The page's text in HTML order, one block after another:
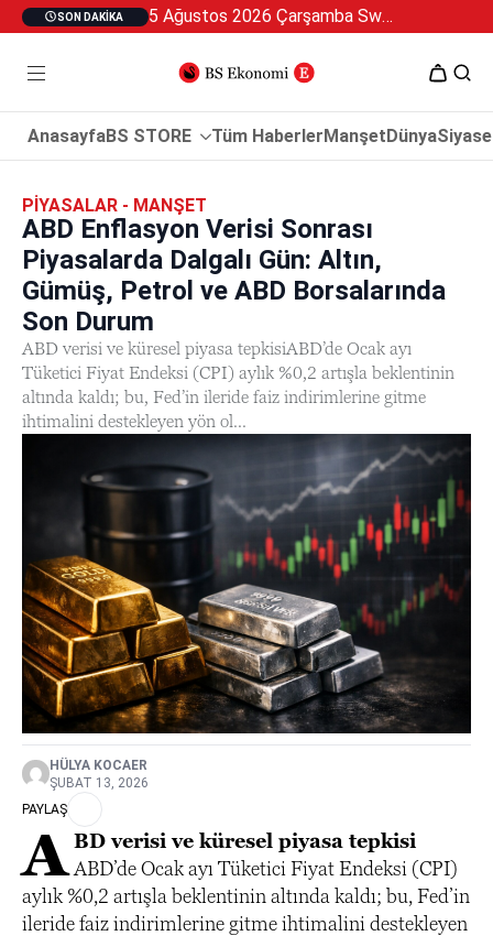
SON DAKIKA 5 Ağustos 2026 Çarşamba Swan Özel 2
AnasayfaBS STORE Tüm HaberlerManşetDünya
PIYASALAR - MANŞET
ABD Enflasyon Verisi Sonrası
Piyasalarda Dalgalı Gün: Altın,
Gümüş, Petrol ve ABD Borsalarında
Son Durum
ABD verisi ve küresel piyasa tepkisiABD’de Ocak ayı
Tüketici Fiyat Endeksi (CPI) aylık %0,2 artışla beklentinin
altında kaldı; bu, Fed’in ileride faiz indirimlerine gitme
ihtimalini destekleyen yön ol...
HÜLYA KOCAER
ŞUBAT 13, 2026
PAYLAŞ
A BD verisi ve küresel piyasa tepkisi
ABD’de Ocak ayı Tüketici Fiyat Endeksi (CPI)
aylık %0,2 artışla beklentinin altında kaldı; bu, Fed’in
ileride faiz indirimlerine gitme ihtimalini destekleyen